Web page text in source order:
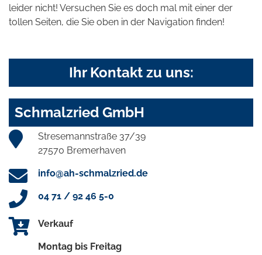
leider nicht! Versuchen Sie es doch mal mit einer der
tollen Seiten, die Sie oben in der Navigation finden!
Ihr Kontakt zu uns:
Schmalzried GmbH
Stresemannstraße 37/39
27570 Bremerhaven
info@ah-schmalzried.de
04 71 / 92 46 5-0
Verkauf
Montag bis Freitag